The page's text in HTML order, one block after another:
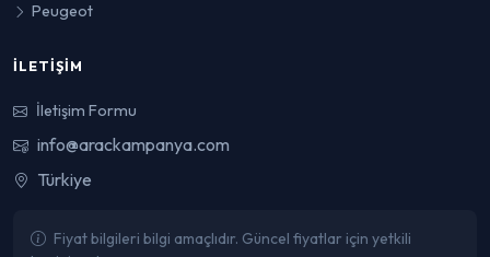
Peugeot
İLETIŞIM
İletişim Formu
info@arackampanya.com
Türkiye
Fiyat bilgileri bilgi amaçlıdır. Güncel fiyatlar için yetkili